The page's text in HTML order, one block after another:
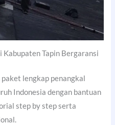
Kabupaten Tapin Bergaransi
lengkap penangkal
Indonesia dengan bantuan
step by step serta